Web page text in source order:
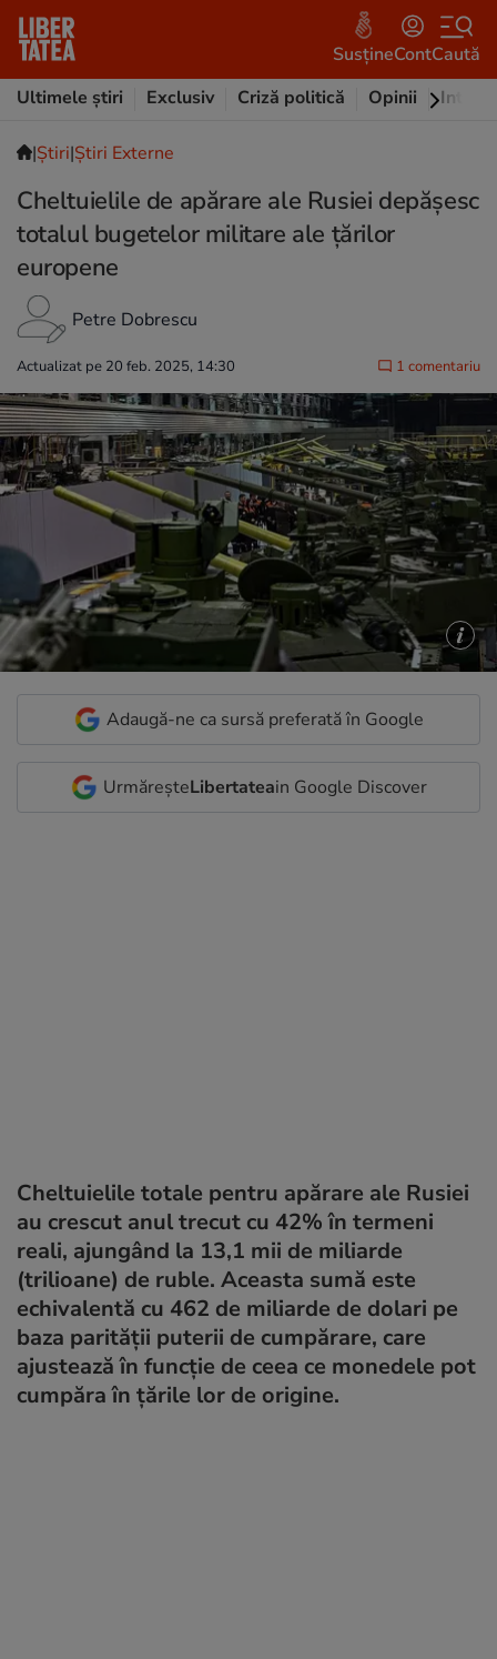
SusțineContCaută
Ultimele știri
Exclusiv Criză politică Opinii
|Ştiri|Știri Externe
Cheltuielile de apărare ale Rusiei depășesc
totalul bugetelor militare ale țărilor
europene
Petre Dobrescu
Actualizat pe 20 feb. 2025, 14:30 1 comentariu
Adaugă-ne ca sursă preferată în Google
UrmăreșteLibertateain Google Discover
Cheltuielile totale pentru apărare ale Rusiei
au crescut anul trecut cu 42% în termeni
reali, ajungând la 13,1 mii de miliarde
(trilioane) de ruble. Aceasta sumă este
echivalentă cu 462 de miliarde de dolari pe
baza parității puterii de cumpărare, care
ajustează în funcție de ceea ce monedele pot
cumpăra în țările lor de origine.